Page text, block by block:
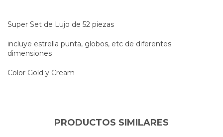
Super Set de Lujo de 52 piezas
incluye estrella punta, globos, etc de diferentes
dimensiones
Color Gold y Cream
PRODUCTOS SIMILARES